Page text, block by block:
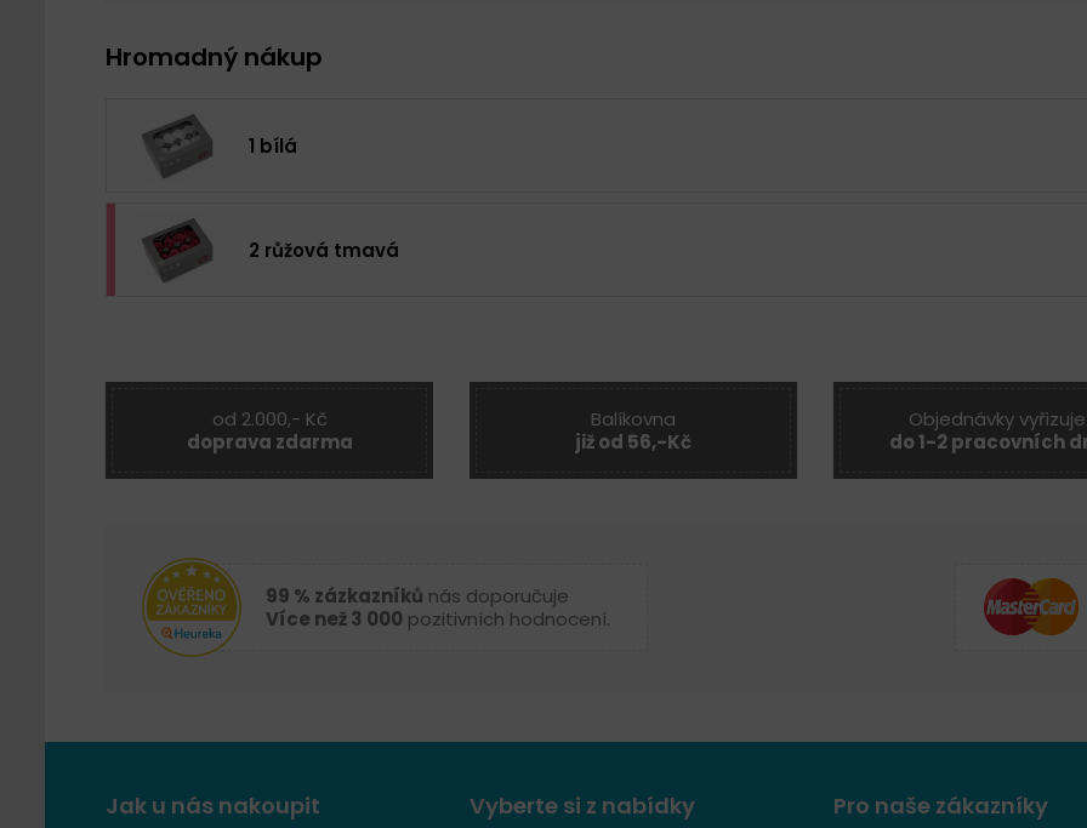
Hromadný nákup
1 bílá
2 růžová tmavá
od 2.000,- Kč
doprava zdarma
Balíkovna
již od 56,-Kč
Objednávky vyřizuje
do 1-2 pracovních
99 % zázkazníků nás doporučuje
Více než 3 000 pozitivních hodnocení.
Jak u nás nakoupit Vyberte si z nabídky Pro naše zákazníky